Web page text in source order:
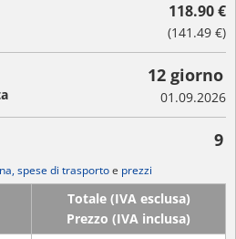
118.90 €
(141.49 €)
12 giorno
01.09.2026
9
spese di trasportoe prezzi
Totale (IVA esclusa)
Prezzo (IVA inclusa)